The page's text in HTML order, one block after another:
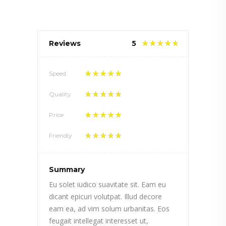
Reviews 5
Speed
Quality
Price
Friendly
Summary
Eu solet iudico suavitate sit. Eam eu
dicant epicuri volutpat. Illud decore
eam ea, ad vim solum urbanitas. Eos
feugait intellegat interesset ut,